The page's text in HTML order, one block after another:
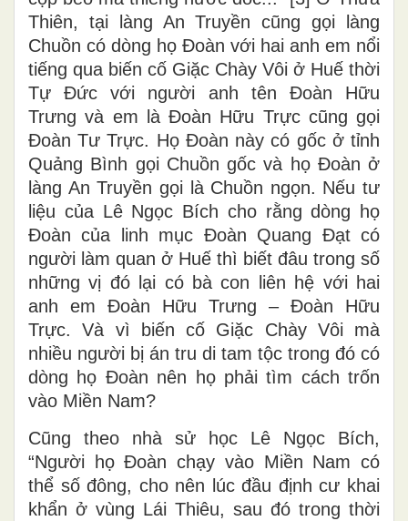
Thiên, tại làng An Truyền cũng gọi làng
Chuồn có dòng họ Đoàn với hai anh em nổi
tiếng qua biến cố Giặc Chày Vôi ở Huế thời
Tự Đức với người anh tên Đoàn Hữu
Trưng và em là Đoàn Hữu Trực cũng gọi
Đoàn Tư Trực. Họ Đoàn này có gốc ở tỉnh
Quảng Bình gọi Chuồn gốc và họ Đoàn ở
làng An Truyền gọi là Chuồn ngọn. Nếu tư
liệu của Lê Ngọc Bích cho rằng dòng họ
Đoàn của linh mục Đoàn Quang Đạt có
người làm quan ở Huế thì biết đâu trong số
những vị đó lại có bà con liên hệ với hai
anh em Đoàn Hữu Trưng – Đoàn Hữu
Trực. Và vì biến cố Giặc Chày Vôi mà
nhiều người bị án tru di tam tộc trong đó có
dòng họ Đoàn nên họ phải tìm cách trốn
vào Miền Nam?
Cũng theo nhà sử học Lê Ngọc Bích,
“Người họ Đoàn chạy vào Miền Nam có
thể số đông, cho nên lúc đầu định cư khai
khẩn ở vùng Lái Thiêu, sau đó trong thời